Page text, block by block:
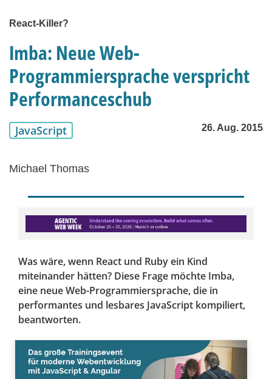
React-Killer?
Imba: Neue Web-
Programmiersprache verspricht
Performanceschub
JavaScript 26. Aug. 2015
Michael Thomas
Was wäre, wenn React und Ruby ein Kind
miteinander hätten? Diese Frage möchte Imba,
eine neue Web-Programmiersprache, die in
performantes und lesbares JavaScript kompiliert,
beantworten.